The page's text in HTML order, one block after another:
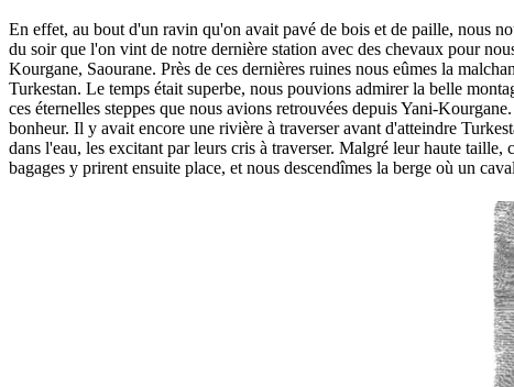
En effet, au bout d'un ravin qu'on avait pavé de bois et de paille, nous
du soir que l'on vint de notre dernière station avec des chevaux pour
Kourgane, Saourane. Près de ces dernières ruines nous eûmes la
Turkestan. Le temps était superbe, nous pouvions admirer la belle
ces éternelles steppes que nous avions retrouvées depuis Yani-
bonheur. Il y avait encore une rivière à traverser avant d'atteindre
dans l'eau, les excitant par leurs cris à traverser. Malgré leur haute
bagages y prirent ensuite place, et nous descendîmes la berge où un